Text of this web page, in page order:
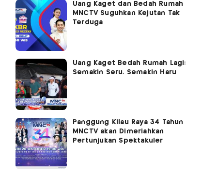
Uang Kaget dan Bedah Rumah
MNCTV Suguhkan Kejutan Tak
Terduga
Uang Kaget Bedah Rumah Lagi:
Semakin Seru, Semakin Haru
Panggung Kilau Raya 34 Tahun
MNCTV akan Dimeriahkan
Pertunjukan Spektakuler